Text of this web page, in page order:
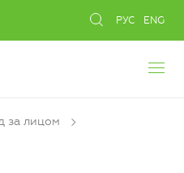
РУС ENG
за лицом